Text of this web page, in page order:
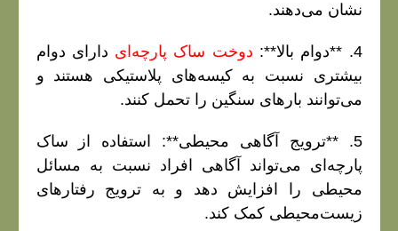
نشان می‌دهند.
4. **دوام بالا**: دوخت ساک پارچه‌ای دارای دوام
بیشتری نسبت به کیسه‌های پلاستیکی هستند و
می‌توانند بارهای سنگین را تحمل کنند.
5. **ترویج آگاهی محیطی**: استفاده از ساک
پارچه‌ای می‌تواند آگاهی افراد نسبت به مسائل
محیطی را افزایش دهد و به ترویج رفتارهای
زیست‌محیطی کمک کند.